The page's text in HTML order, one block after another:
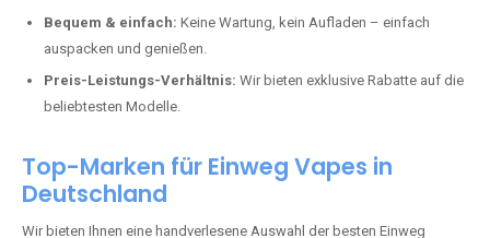
Bequem & einfach: Keine Wartung, kein Aufladen – einfach
auspacken und genießen.
Preis-Leistungs-Verhältnis: Wir bieten exklusive Rabatte auf die
beliebtesten Modelle.
Top-Marken für Einweg Vapes in
Deutschland
Wir bieten Ihnen eine handverlesene Auswahl der besten Einweg